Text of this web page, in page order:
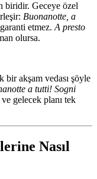
biridir. Geceye özel
Buonanotte, a
etmez. A presto
olursa.
bir akşam vedası şöyle
a tutti! Sogni
gelecek planı tek
Nasıl